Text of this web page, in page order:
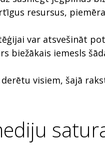
resursus,
var atsvešināt
biežākais iemesls
visiem, šajā